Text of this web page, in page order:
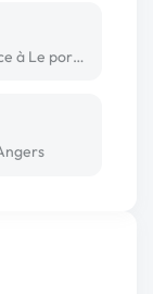
Développeur JavaScript freelance à Le portel